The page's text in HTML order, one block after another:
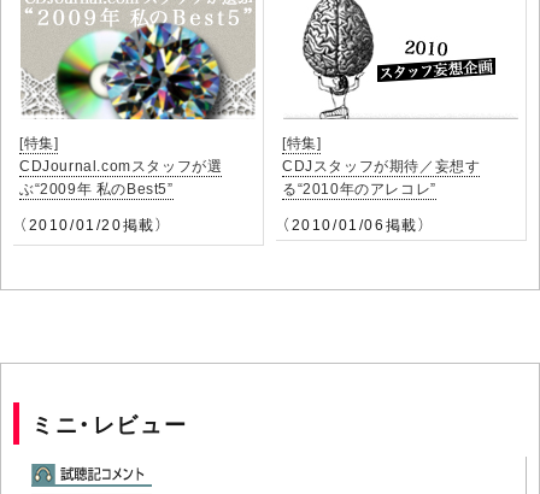
[特集]
CDJournal.comスタッフが選
ぶ“2009年 私のBest5”
（2010/01/20掲載）
[特集]
CDJスタッフが期待／妄想す
る“2010年のアレコレ”
（2010/01/06掲載）
ミニ・レビュー